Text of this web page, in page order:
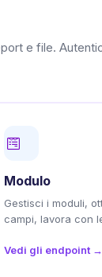
e file.
Modulo
Gestisci i moduli,
campi, lavora con
Vedi gli endpoint →